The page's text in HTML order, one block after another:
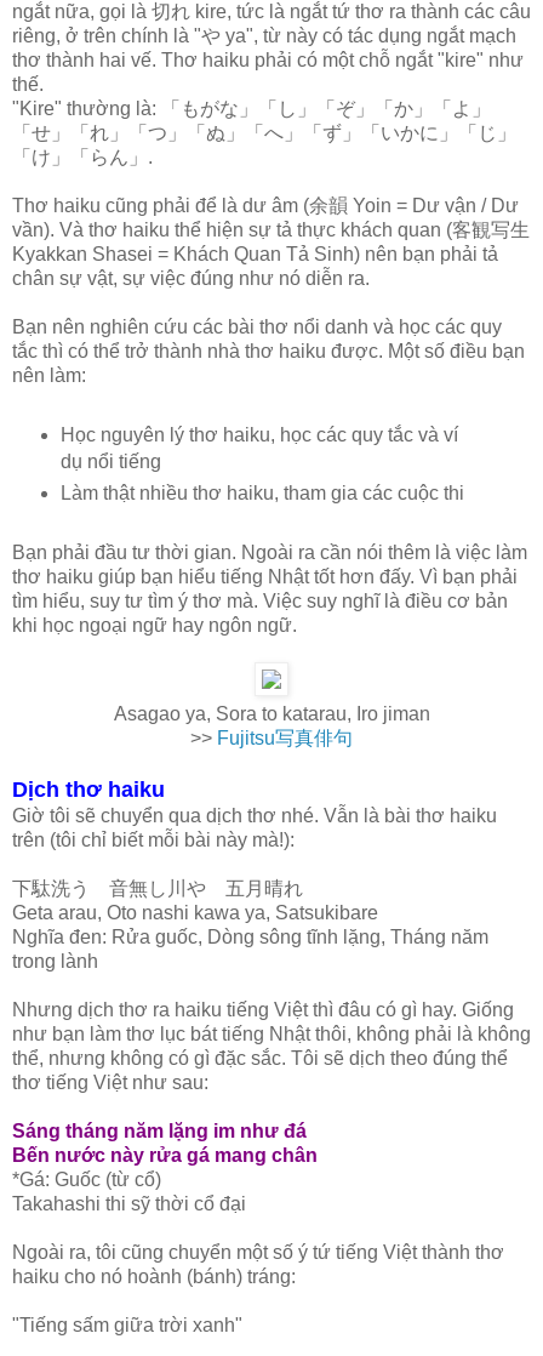
ngắt nữa, gọi là 切れ kire, tức là ngắt tứ thơ ra thành các câu
riêng, ở trên chính là "や ya", từ này có tác dụng ngắt mạch
thơ thành hai vế. Thơ haiku phải có một chỗ ngắt "kire" như
thế.
"Kire" thường là: 「もがな」「し」「ぞ」「か」「よ」
「せ」「れ」「つ」「ぬ」「へ」「ず」「いかに」「じ」
「け」「らん」.
Thơ haiku cũng phải để là dư âm (余韻 Yoin = Dư vận / Dư
vần). Và thơ haiku thể hiện sự tả thực khách quan (客観写生
Kyakkan Shasei = Khách Quan Tả Sinh) nên bạn phải tả
chân sự vật, sự việc đúng như nó diễn ra.
Bạn nên nghiên cứu các bài thơ nổi danh và học các quy
tắc thì có thể trở thành nhà thơ haiku được. Một số điều bạn
nên làm:
Học nguyên lý thơ haiku, học các quy tắc và ví
dụ nổi tiếng
Làm thật nhiều thơ haiku, tham gia các cuộc thi
Bạn phải đầu tư thời gian. Ngoài ra cần nói thêm là việc làm
thơ haiku giúp bạn hiểu tiếng Nhật tốt hơn đấy. Vì bạn phải
tìm hiểu, suy tư tìm ý thơ mà. Việc suy nghĩ là điều cơ bản
khi học ngoại ngữ hay ngôn ngữ.
Asagao ya, Sora to katarau, Iro jiman
>> Fujitsu写真俳句
Dịch thơ haiku
Giờ tôi sẽ chuyển qua dịch thơ nhé. Vẫn là bài thơ haiku
trên (tôi chỉ biết mỗi bài này mà!):
下駄洗う 音無し川や 五月晴れ
Geta arau, Oto nashi kawa ya, Satsukibare
Nghĩa đen: Rửa guốc, Dòng sông tĩnh lặng, Tháng năm
trong lành
Nhưng dịch thơ ra haiku tiếng Việt thì đâu có gì hay. Giống
như bạn làm thơ lục bát tiếng Nhật thôi, không phải là không
thể, nhưng không có gì đặc sắc. Tôi sẽ dịch theo đúng thể
thơ tiếng Việt như sau:
Sáng tháng năm lặng im như đá
Bến nước này rửa gá mang chân
*Gá: Guốc (từ cổ)
Takahashi thi sỹ thời cổ đại
Ngoài ra, tôi cũng chuyển một số ý tứ tiếng Việt thành thơ
haiku cho nó hoành (bánh) tráng:
"Tiếng sấm giữa trời xanh"